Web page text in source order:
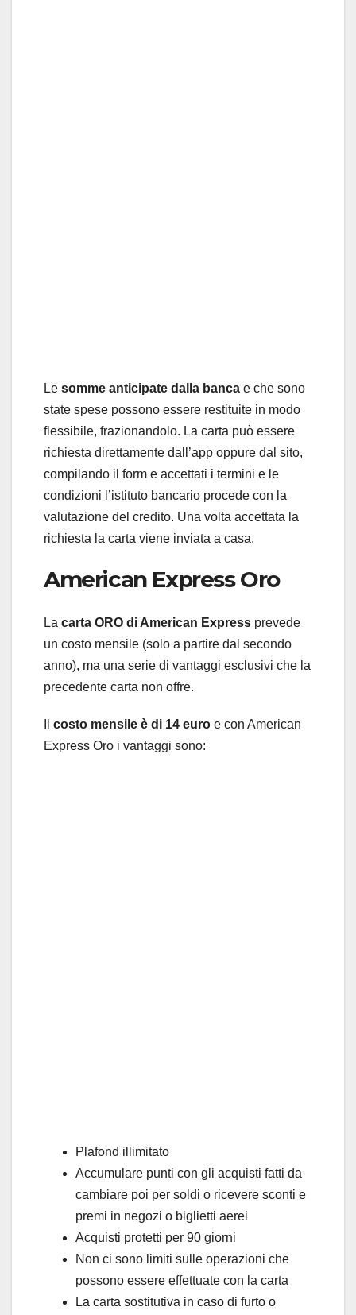
Le somme anticipate dalla banca e che sono
state spese possono essere restituite in modo
flessibile, frazionandolo. La carta può essere
richiesta direttamente dall’app oppure dal sito,
compilando il form e accettati i termini e le
condizioni l’istituto bancario procede con la
valutazione del credito. Una volta accettata la
richiesta la carta viene inviata a casa.
American Express Oro
La carta ORO di American Express prevede
un costo mensile (solo a partire dal secondo
anno), ma una serie di vantaggi esclusivi che la
precedente carta non offre.
costo mensile è di 14 euro e con American
Express Oro i vantaggi sono:
Plafond illimitato
Accumulare punti con gli acquisti fatti da
cambiare poi per soldi o ricevere sconti e
premi in negozi o biglietti aerei
Acquisti protetti per 90 giorni
Non ci sono limiti sulle operazioni che
possono essere effettuate con la carta
La carta sostitutiva in caso di furto o